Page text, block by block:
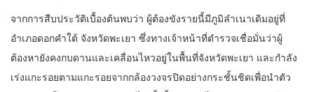
จากการสืบประวัติเบื้องต้นพบว่า ผู้ต้องขังรายนี้มีภูมิลำเนาเดิมอยู่ที่
อำเภอดอกคำใต้ จังหวัดพะเยา ซึ่งทางเจ้าหน้าที่ตำรวจเชื่อมั่นว่าผู้
ต้องหายังคงกบดานและเคลื่อนไหวอยู่ในพื้นที่จังหวัดพะเยา และกำลัง
เร่งแกะรอยตามแกะรอยจากกล้องวงจรปิดอย่างกระชั้นชิดเพื่อนำตัว